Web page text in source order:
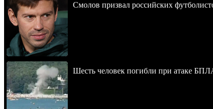
Смолов призвал российских
Шесть человек погибли при атаке